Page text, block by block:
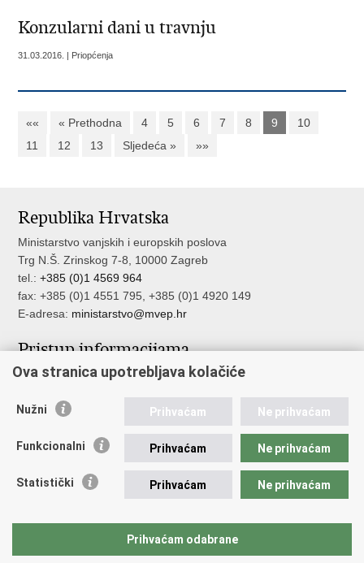
Konzularni dani u travnju
31.03.2016. | Priopćenja
«« « Prethodna 4 5 6 7 8 9
10
11
12 13 Sljedeća » »»
Republika Hrvatska
Ministarstvo vanjskih i europskih poslova
Trg N.Š. Zrinskog 7-8, 10000 Zagreb
tel.:+385 (0)1 4569 964
fax: +385 (0)1 4551 795, +385 (0)1 4920 149
E-adresa: ministarstvo@mvep.hr
Pristup informacijama
Pristup informacijama
Nepravilnosti
Javna nabava u MVEP-u
Nadzor rada i unutarnja revizija službe vanjskih poslova
Ova stranica upotrebljava kolačiće
Nužni Prihvaćam Ne prihvaćam
Funkcionalni Prihvaćam Ne prihvaćam
Statistički Prihvaćam Ne prihvaćam
Prihvaćam odabrane